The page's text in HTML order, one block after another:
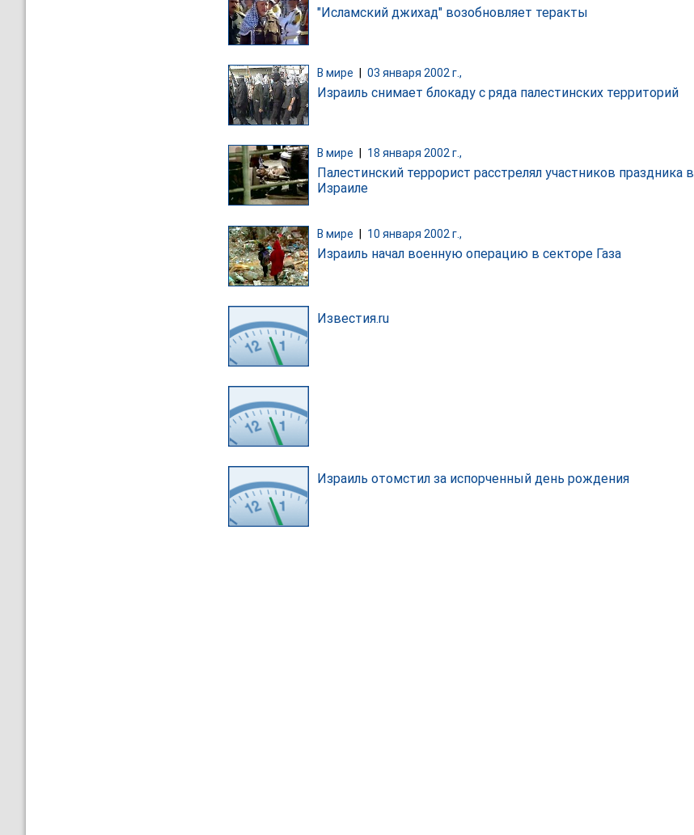
"Исламский джихад" возобновляет теракты
В мире 03 января 2002 г.,
Израиль снимает блокаду с ряда палестинских территорий
В мире 18 января 2002 г.,
Палестинский террорист расстрелял участников праздника в
Израиле
В мире 10 января 2002 г.,
Израиль начал военную операцию в секторе Газа
Известия.ru
Израиль отомстил за испорченный день рождения